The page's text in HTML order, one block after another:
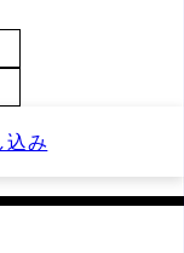
込み